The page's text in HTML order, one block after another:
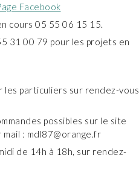
Facebook
cours 05 55 06 15 15.
31 00 79 pour les projets en
les particuliers sur rendez-vous
possibles sur le site
: mdl87@orange.fr
de 14h à 18h, sur rendez-